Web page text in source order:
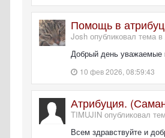
Помощь в
Josh опубликовал тема в
Добрый день уважаемые
10 фев 2026, 08:59:43
Атрибуция.
TIMUJIN опубликовал
Всем здравствуйте и